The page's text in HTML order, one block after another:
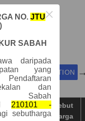
Listing
REGISTRATION
Syarat
Pra-
Sebut
Harga
×
NO.JTU
SABAH
daripada
yang
dan
Sabah
210101 -
sebutharga